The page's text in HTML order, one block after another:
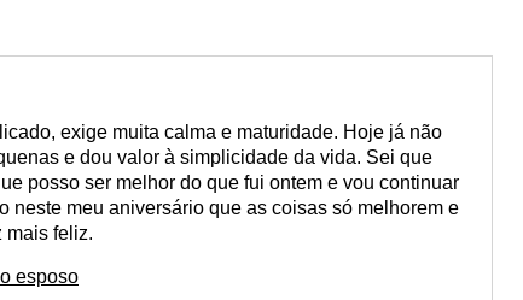
exige muita calma e maturidade. Hoje já não
e dou valor à simplicidade da vida. Sei que
posso ser melhor do que fui ontem e vou continuar
neste meu aniversário que as coisas só melhorem e
mais feliz.
esposo